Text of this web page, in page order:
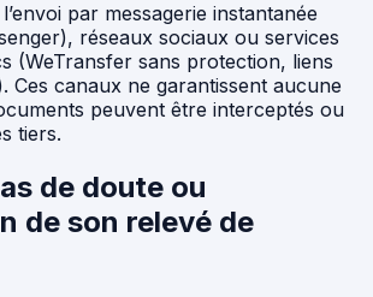
par messagerie instantanée
réseaux sociaux ou services
(WeTransfer sans protection, liens
Ces canaux ne garantissent aucune
peuvent être interceptés ou
tiers.
de doute ou
de son relevé de